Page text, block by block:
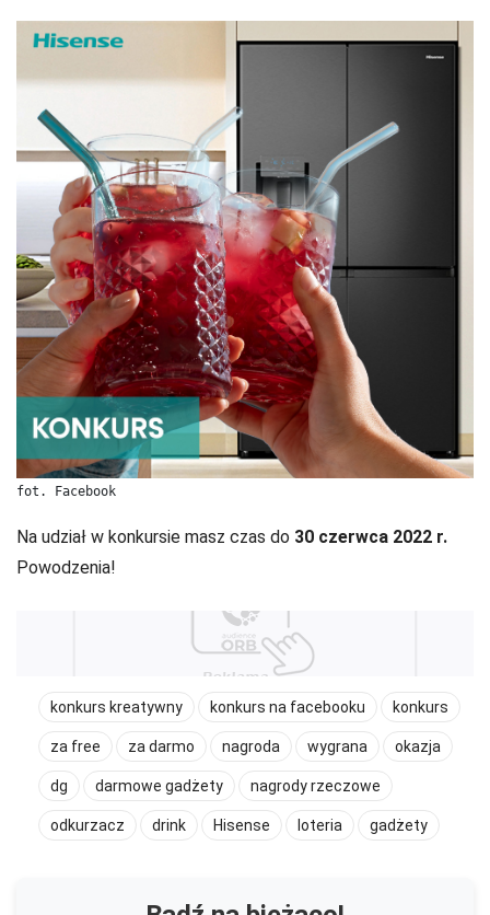
fot. Facebook
Na udział w konkursie masz czas do 30 czerwca 2022 r.
Powodzenia!
konkurs kreatywny konkurs na facebooku konkurs
za free za darmo nagroda wygrana okazja
dg darmowe gadżety nagrody rzeczowe
odkurzacz drink Hisense loteria gadżety